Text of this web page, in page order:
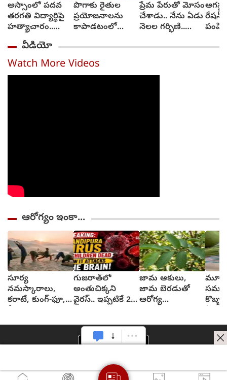
అస్సాంలో పదవ
తరగతి విద్యార్థిపై
హత్యాచారం..
ఫంక్షన్‌కు వెళ్లిన
తల్లి.. మంచంపై
విగతజీవిగా..?
పొగాకు రైతుల
ప్రయోజనాలను
కాపాడటంలో
వైఎస్ జగన్
ప్రేమ పేరుతో మోసం
చేశాడు.. నేను ఏడు
నెలల గర్భిణి..
(video)
రేషన్
వీడియో
Watch More Videos
ఆరోగ్యం ఇంకా...
సూర్య
నమస్కారాలు,
కరాటే, కుంగ్-ఫూ,
గుజరాత్‌లో
అంతుచిక్కని
వైరస్.. ఇప్పటికే 22
జామ ఆకులు,
జామ బెరడుతో
ఆరోగ్య